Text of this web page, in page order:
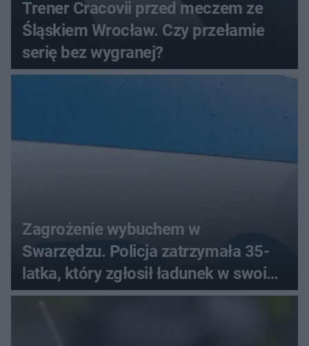
Trener Cracovii przed meczem ze
Śląskiem Wrocław. Czy przełamie
serię bez wygranej?
Zagrożenie wybuchem w
Swarzędzu. Policja zatrzymała 35-
latka, który zgłosił ładunek w swoim
aucie